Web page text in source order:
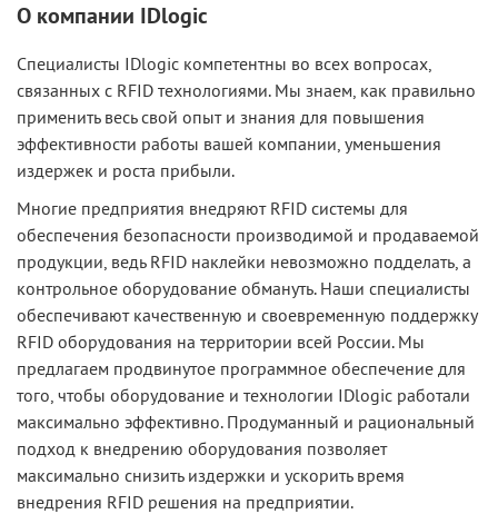
О компании IDlogic
Специалисты IDlogic компетентны во всех вопросах,
связанных с RFID технологиями. Мы знаем, как правильно
применить весь свой опыт и знания для повышения
эффективности работы вашей компании, уменьшения
издержек и роста прибыли.
Многие предприятия внедряют RFID системы для
обеспечения безопасности производимой и продаваемой
продукции, ведь RFID наклейки невозможно подделать, а
контрольное оборудование обмануть. Наши специалисты
обеспечивают качественную и своевременную поддержку
RFID оборудования на территории всей России. Мы
предлагаем продвинутое программное обеспечение для
того, чтобы оборудование и технологии IDlogic работали
максимально эффективно. Продуманный и рациональный
подход к внедрению оборудования позволяет
максимально снизить издержки и ускорить время
внедрения RFID решения на предприятии.